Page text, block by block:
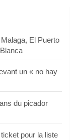
El Puerto
un « no hay
du picador
pour la liste